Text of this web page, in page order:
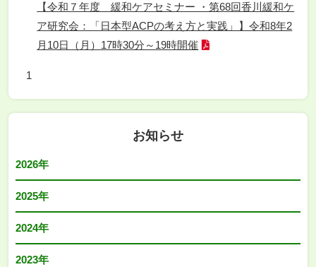
【令和７年度 緩和ケアセミナー ・第68回香川緩和ケ
ア研究会：「日本型ACPの考え方と実践」】令和8年2
月10日（月）17時30分～19時開催
1
お知らせ
2026年
2025年
2024年
2023年